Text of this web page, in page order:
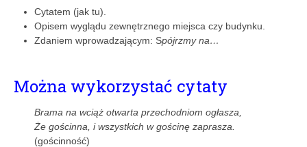
Cytatem (jak tu).
Opisem wyglądu zewnętrznego miejsca czy budynku.
Zdaniem wprowadzającym: Spójrzmy na…
Można wykorzystać cytaty
Brama na wciąż otwarta przechodniom ogłasza,
Że gościnna, i wszystkich w gościnę zaprasza.
(gościnność)